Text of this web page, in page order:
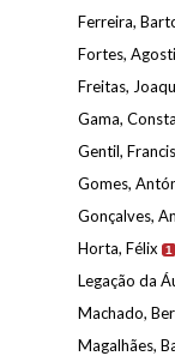
Ferreira,
Fortes,
Freitas,
Gama,
Gentil,
Gomes,
Gonçalves,
Horta, Félix 1
Legação da
Machado,
Magalhães,